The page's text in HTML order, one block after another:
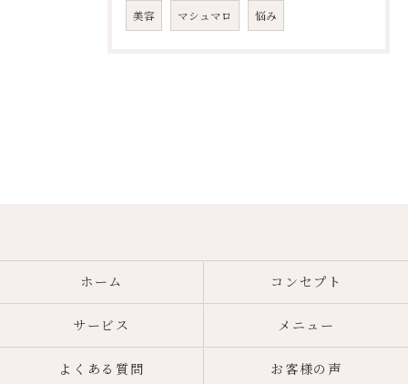
美容 マシュマロ 悩み
ホーム コンセプト
サービス メニュー
よくある質問 お客様の声